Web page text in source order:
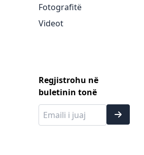
Fotografitë
Videot
Regjistrohu në
buletinin tonë